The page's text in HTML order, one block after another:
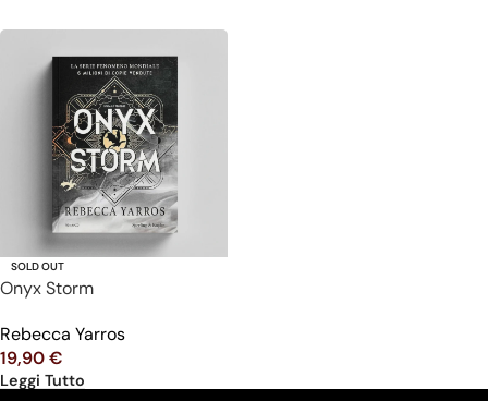
SOLD OUT
Onyx Storm
Rebecca Yarros
19,90€
Leggi Tutto